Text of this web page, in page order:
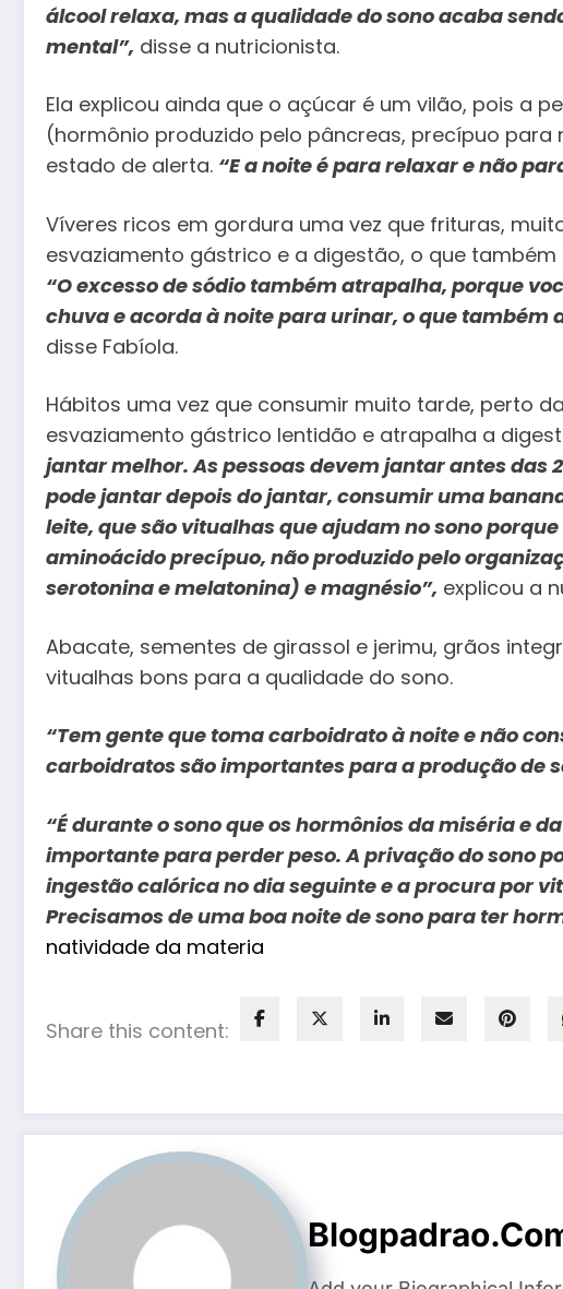
álcool relaxa, mas a qualidade do sono acaba
mental”, disse a nutricionista.
Ela explicou ainda que o açúcar é um vilão, pois a
(hormônio produzido pelo pâncreas, precípuo
estado de alerta. “E a noite é para relaxar e não
Víveres ricos em gordura uma vez que frituras,
esvaziamento gástrico e a digestão, o que
“O excesso de sódio também atrapalha, porque
chuva e acorda à noite para urinar, o que também
disse Fabíola.
Hábitos uma vez que consumir muito tarde, perto
esvaziamento gástrico lentidão e atrapalha a
jantar melhor. As pessoas devem jantar antes das
pode jantar depois do jantar, consumir uma
leite, que são vitualhas que ajudam no sono
aminoácido precípuo, não produzido pelo
serotonina e melatonina) e magnésio”, explicou a
Abacate, sementes de girassol e jerimu, grãos
vitualhas bons para a qualidade do sono.
“Tem gente que toma carboidrato à noite e não
carboidratos são importantes para a produção de
“É durante o sono que os hormônios da miséria e
importante para perder peso. A privação do sono
ingestão calórica no dia seguinte e a procura por
Precisamos de uma boa noite de sono para ter
natividade da materia
Share this content: